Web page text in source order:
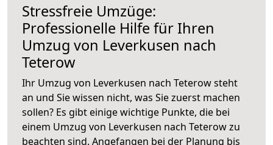
Stressfreie Umzüge:
Professionelle Hilfe für Ihren
Umzug von Leverkusen nach
Teterow
Ihr Umzug von Leverkusen nach Teterow steht
an und Sie wissen nicht, was Sie zuerst machen
sollen? Es gibt einige wichtige Punkte, die bei
einem Umzug von Leverkusen nach Teterow zu
beachten sind. Angefangen bei der Planung bis